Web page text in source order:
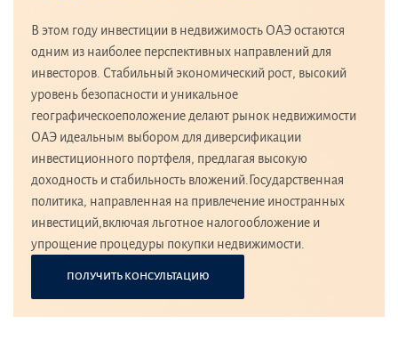
В этом году инвестиции в недвижимость ОАЭ остаются
одним из наиболее перспективных направлений для
инвесторов. Стабильный экономический рост, высокий
уровень безопасности и уникальное
географическоеположение делают рынок недвижимости
ОАЭ идеальным выбором для диверсификации
инвестиционного портфеля, предлагая высокую
доходность и стабильность вложений.Государственная
политика, направленная на привлечение иностранных
инвестиций,включая льготное налогообложение и
упрощение процедуры покупки недвижимости.
ПОЛУЧИТЬ КОНСУЛЬТАЦИЮ